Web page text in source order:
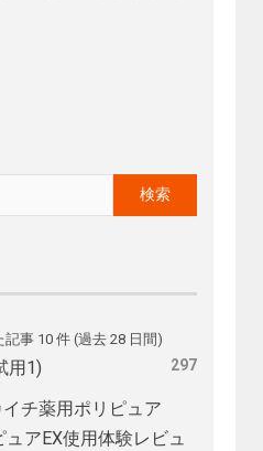
事 10 件 (過去 28 日間)
用1) 297
チ薬用ポリピュア
ュアEX使用体験レビュ